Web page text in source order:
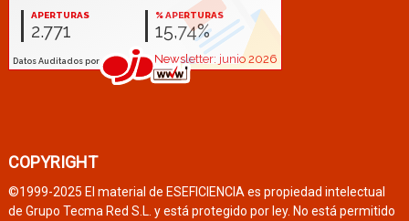
COPYRIGHT
©1999-2025 El material de ESEFICIENCIA es propiedad intelectual
de Grupo Tecma Red S.L. y está protegido por ley. No está permitido